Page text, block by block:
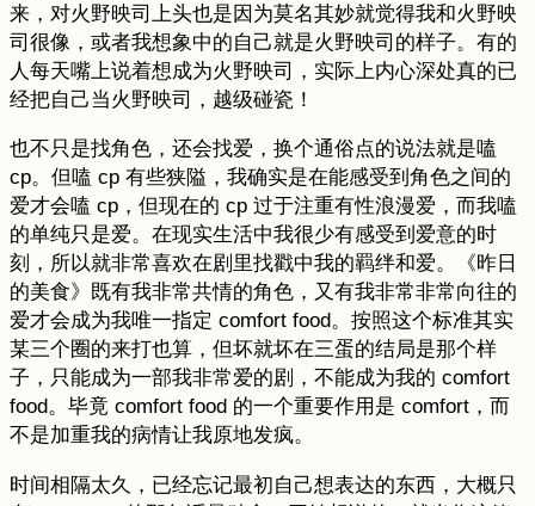
来，对火野映司上头也是因为莫名其妙就觉得我和火野映
司很像，或者我想象中的自己就是火野映司的样子。有的
人每天嘴上说着想成为火野映司，实际上内心深处真的已
经把自己当火野映司，越级碰瓷！
也不只是找角色，还会找爱，换个通俗点的说法就是嗑
cp。但嗑 cp 有些狭隘，我确实是在能感受到角色之间的
爱才会嗑 cp，但现在的 cp 过于注重有性浪漫爱，而我嗑
的单纯只是爱。在现实生活中我很少有感受到爱意的时
刻，所以就非常喜欢在剧里找戳中我的羁绊和爱。《昨日
的美食》既有我非常共情的角色，又有我非常非常向往的
爱才会成为我唯一指定 comfort food。按照这个标准其实
某三个圈的来打也算，但坏就坏在三蛋的结局是那个样
子，只能成为一部我非常爱的剧，不能成为我的 comfort
food。毕竟 comfort food 的一个重要作用是 comfort，而
不是加重我的病情让我原地发疯。
时间相隔太久，已经忘记最初自己想表达的东西，大概只